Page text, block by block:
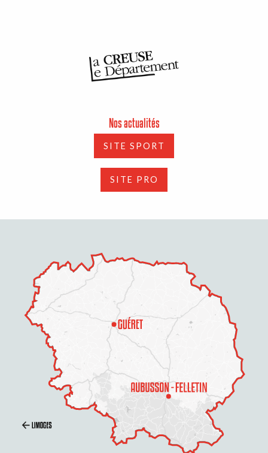
Prestations
Nos actualités
SITE SPORT
SITE PRO